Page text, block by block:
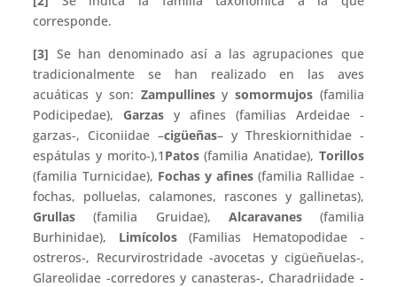
corresponde.
[3] Se han denominado así a las agrupaciones que
tradicionalmente se han realizado en las aves
acuáticas y son: Zampullinesy somormujos(familia
Podicipedae), Garzas y afines (familias Ardeidae -
garzas-, Ciconiidae –cigüeñas– y Threskiornithidae -
espátulas y morito-),1 Patos(familia Anatidae), Torillos
(familia Turnicidae), Fochas y afines (familia Rallidae -
fochas, polluelas, calamones, rascones y gallinetas),
Grullas (familia Gruidae), Alcaravanes(familia
Burhinidae), Limícolos(Familias Hematopodidae -
ostreros-, Recurvirostridade -avocetas y cigüeñuelas-,
Glareolidae -corredores y canasteras-, Charadriidade -